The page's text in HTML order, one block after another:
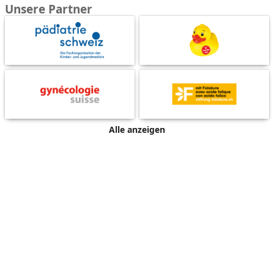
Unsere Partner
Alle anzeigen